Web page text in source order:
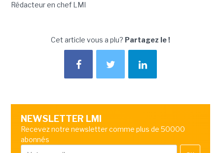
Rédacteur en chef LMI
Cet article vous a plu? Partagez le !
NEWSLETTER LMI
Recevez notre newsletter comme plus de 50000
abonnés